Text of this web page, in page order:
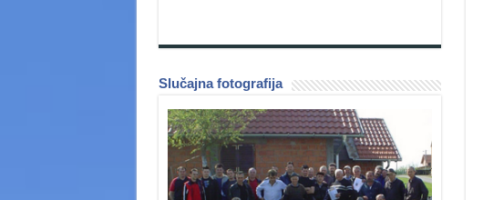
Slučajna fotografija